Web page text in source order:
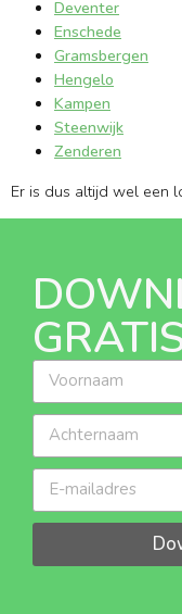
Deventer
Enschede
Gramsbergen
Hengelo
Kampen
Steenwijk
Zenderen
Er is dus altijd wel een